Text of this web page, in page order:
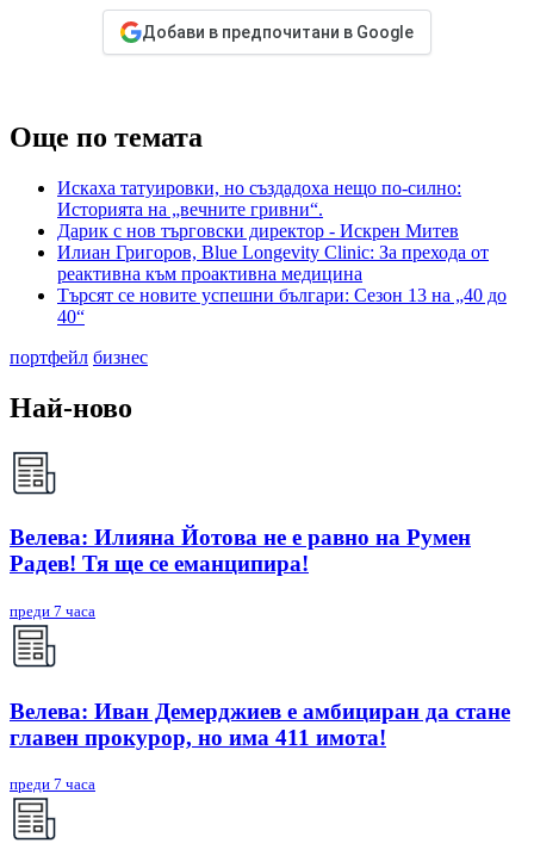
Добави в предпочитани в Google
Още по темата
Искаха татуировки, но създадоха нещо по-силно:
Историята на „вечните гривни“.
Дарик с нов търговски директор - Искрен Митев
Илиан Григоров, Blue Longevity Clinic: За прехода от
реактивна към проактивна медицина
Търсят се новите успешни българи: Сезон 13 на „40 до
40“
портфейл бизнес
Най-ново
Велева: Илияна Йотова не е равно на Румен
Радев! Тя ще се еманципира!
преди 7 часа
Велева: Иван Демерджиев е амбициран да стане
главен прокурор, но има 411 имота!
преди 7 часа